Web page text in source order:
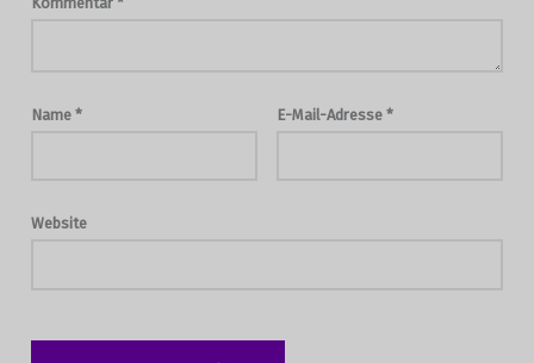
Name * E-Mail-Adresse *
Website